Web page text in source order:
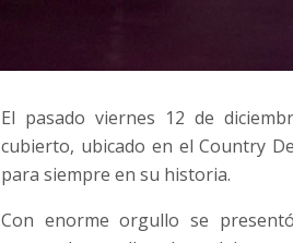
El pasado viernes 12 de
cubierto, ubicado en el Country
para siempre en su historia.
Con enorme orgullo se